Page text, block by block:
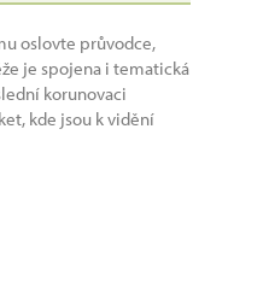
oslovte průvodce,
je spojena i tematická
korunovaci
kde jsou k vidění